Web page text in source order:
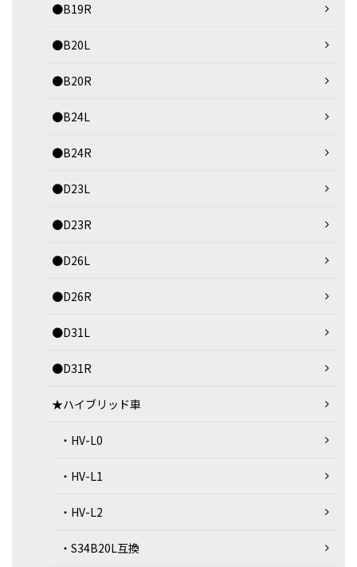
●B19R
●B20L
●B20R
●B24L
●B24R
●D23L
●D23R
●D26L
●D26R
●D31L
●D31R
★ハイブリッド車
・HV-L0
・HV-L1
・HV-L2
・S34B20L互換